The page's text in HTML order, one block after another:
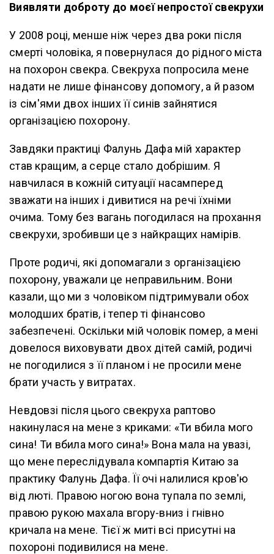
Виявляти доброту до моєї непростої свекрухи
У 2008 році, менше ніж через два роки після
смерті чоловіка, я повернулася до рідного міста
на похорон свекра. Свекруха попросила мене
надати не лише фінансову допомогу, а й разом
із сім'ями двох інших її синів зайнятися
організацією похорону.
Завдяки практиці Фалунь Дафа мій характер
став кращим, а серце стало добрішим. Я
навчилася в кожній ситуації насамперед
зважати на інших і дивитися на речі їхніми
очима. Тому без вагань погодилася на прохання
свекрухи, зробивши це з найкращих намірів.
Проте родичі, які допомагали з організацією
похорону, уважали це неправильним. Вони
казали, що ми з чоловіком підтримували обох
молодших братів, і тепер ті фінансово
забезпечені. Оскільки мій чоловік помер, а мені
довелося виховувати двох дітей самій, родичі
не погодилися з її планом і не просили мене
брати участь у витратах.
Невдовзі після цього свекруха раптово
накинулася на мене з криками: «Ти вбила мого
сина! Ти вбила мого сина!» Вона мала на увазі,
що мене переслідувала компартія Китаю за
практику Фалунь Дафа. Її очі налилися кров'ю
від люті. Правою ногою вона тупала по землі,
правою рукою махала вгору-вниз і гнівно
кричала на мене. Тієї ж миті всі присутні на
похороні подивилися на мене.